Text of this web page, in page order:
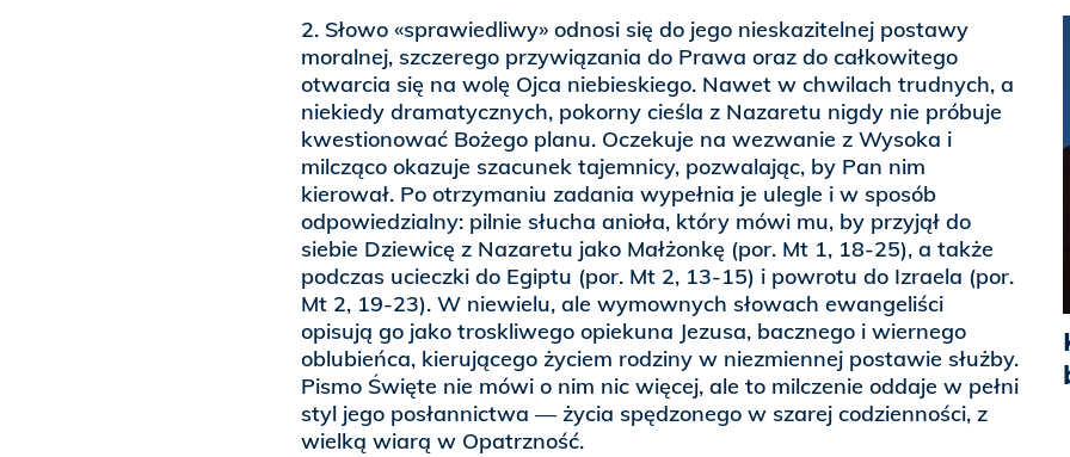
2. Słowo «sprawiedliwy» odnosi się do jego nieskazitelnej postawy
moralnej, szczerego przywiązania do Prawa oraz do całkowitego
otwarcia się na wolę Ojca niebieskiego. Nawet w chwilach trudnych, a
niekiedy dramatycznych, pokorny cieśla z Nazaretu nigdy nie próbuje
kwestionować Bożego planu. Oczekuje na wezwanie z Wysoka i
milcząco okazuje szacunek tajemnicy, pozwalając, by Pan nim
kierował. Po otrzymaniu zadania wypełnia je ulegle i w sposób
odpowiedzialny: pilnie słucha anioła, który mówi mu, by przyjął do
siebie Dziewicę z Nazaretu jako Małżonkę (por. Mt 1, 18-25), a także
podczas ucieczki do Egiptu (por. Mt 2, 13-15) i powrotu do Izraela (por.
Mt 2, 19-23). W niewielu, ale wymownych słowach ewangeliści
opisują go jako troskliwego opiekuna Jezusa, bacznego i wiernego
oblubieńca, kierującego życiem rodziny w niezmiennej postawie służby.
Pismo Święte nie mówi o nim nic więcej, ale to milczenie oddaje w pełni
styl jego posłannictwa — życia spędzonego w szarej codzienności, z
wielką wiarą w Opatrzność.